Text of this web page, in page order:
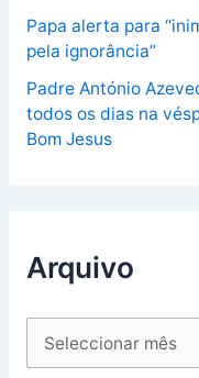
Papa alerta para
pela ignorância”
Padre António
todos os dias na
Bom Jesus
Arquivo